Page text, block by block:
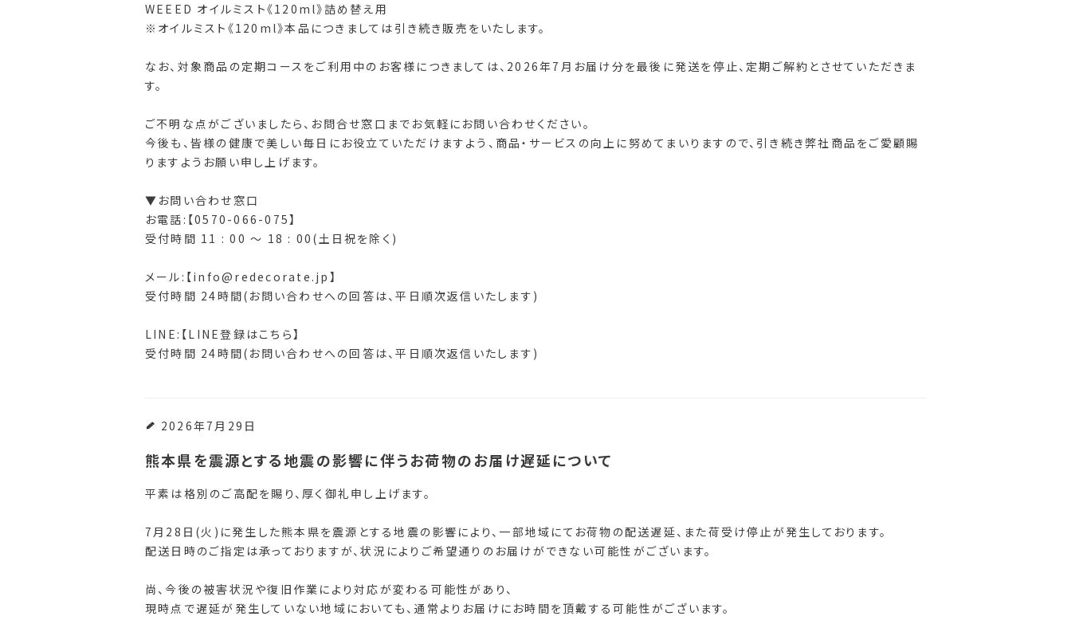
WEEED オイルミスト《120ml》詰め替え用
※オイルミスト《120ml》本品につきましては引き続き販売をいたします。
なお、対象商品の定期コースをご利用中のお客様につきましては、2026年7月お届け分を最後に発送を停止、定期ご解約とさせていただきま
す。
ご不明な点がございましたら、お問合せ窓口までお気軽にお問い合わせください。
今後も、皆様の健康で美しい毎日にお役立ていただけますよう、商品・サービスの向上に努めてまいりますので、引き続き弊社商品をご愛顧賜
りますようお願い申し上げます。
▼お問い合わせ窓口
お電話:【0570-066-075】
受付時間 11 : 00 ～ 18 : 00(土日祝を除く)
メール:【info@redecorate.jp】
受付時間 24時間(お問い合わせへの回答は、平日順次返信いたします)
LINE:【LINE登録はこちら】
受付時間 24時間(お問い合わせへの回答は、平日順次返信いたします)
2026年7月29日
熊本県を震源とする地震の影響に伴うお荷物のお届け遅延について
平素は格別のご高配を賜り、厚く御礼申し上げます。
7月28日(火)に発生した熊本県を震源とする地震の影響により、一部地域にてお荷物の配送遅延、また荷受け停止が発生しております。
配送日時のご指定は承っておりますが、状況によりご希望通りのお届けができない可能性がございます。
尚、今後の被害状況や復旧作業により対応が変わる可能性があり、
現時点で遅延が発生していない地域においても、通常よりお届けにお時間を頂戴する可能性がございます。